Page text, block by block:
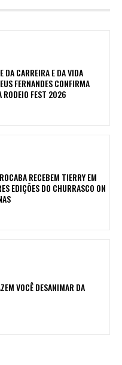
DA CARREIRA E DA VIDA
FERNANDES CONFIRMA
RODEIO FEST 2026
RECEBEM TIERRY EM
EDIÇÕES DO CHURRASCO ON
VOCÊ DESANIMAR DA